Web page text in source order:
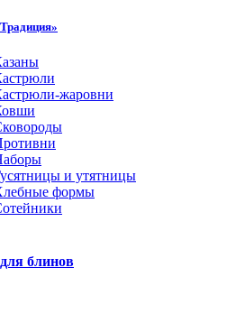
жаровни
и утятницы
формы
блинов